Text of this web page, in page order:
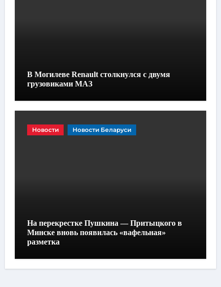
В Могилеве Renault столкнулся с двумя
грузовиками МАЗ
Новости Новости Беларуси
На перекрестке Пушкина — Притыцкого в
Минске вновь появилась «вафельная»
разметка